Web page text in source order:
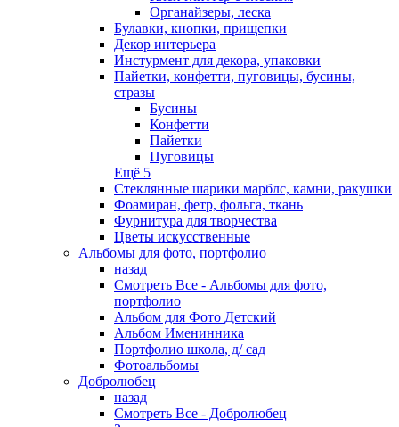
Органайзеры, леска
Булавки, кнопки, прищепки
Декор интерьера
Инстурмент для декора, упаковки
Пайетки, конфетти, пуговицы, бусины,
стразы
Бусины
Конфетти
Пайетки
Пуговицы
Ещё 5
Стеклянные шарики марблс, камни, ракушки
Фоамиран, фетр, фольга, ткань
Фурнитура для творчества
Цветы искусственные
Альбомы для фото, портфолио
назад
Смотреть Все - Альбомы для фото,
портфолио
Альбом для Фото Детский
Альбом Именинника
Портфолио школа, д/ сад
Фотоальбомы
Добролюбец
назад
Смотреть Все - Добролюбец